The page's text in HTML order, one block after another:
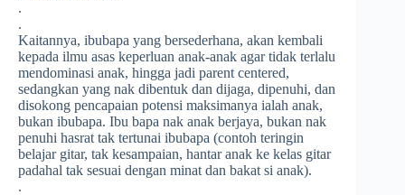
.
.
Kaitannya, ibubapa yang bersederhana, akan kembali
kepada ilmu asas keperluan anak-anak agar tidak terlalu
mendominasi anak, hingga jadi parent centered,
sedangkan yang nak dibentuk dan dijaga, dipenuhi, dan
disokong pencapaian potensi maksimanya ialah anak,
bukan ibubapa. Ibu bapa nak anak berjaya, bukan nak
penuhi hasrat tak tertunai ibubapa (contoh teringin
belajar gitar, tak kesampaian, hantar anak ke kelas gitar
padahal tak sesuai dengan minat dan bakat si anak).
.